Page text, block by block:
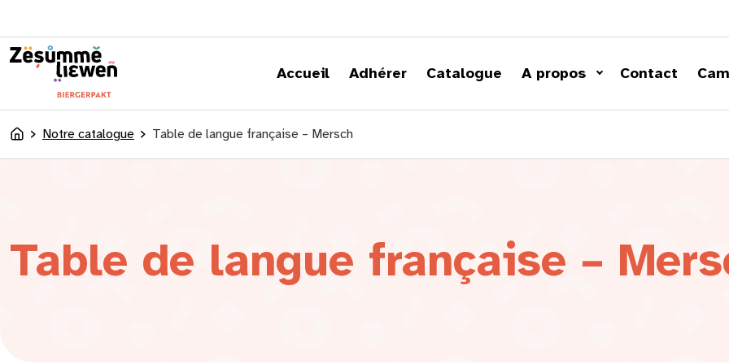
Accueil Adhérer Catalogue A propos Contact
AccueilNotre catalogue Table de langue française – Mersch
Table de langue française –